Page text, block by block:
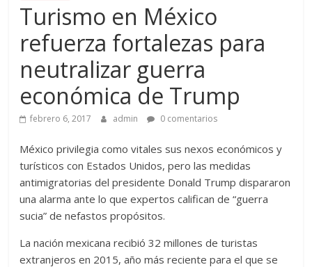
Turismo en México
refuerza fortalezas para
neutralizar guerra
económica de Trump
febrero 6, 2017 admin 0 comentarios
México privilegia como vitales sus nexos económicos y
turísticos con Estados Unidos, pero las medidas
antimigratorias del presidente Donald Trump dispararon
una alarma ante lo que expertos califican de “guerra
sucia” de nefastos propósitos.
La nación mexicana recibió 32 millones de turistas
extranjeros en 2015, año más reciente para el que se